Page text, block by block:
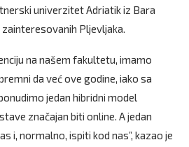
univerzitet Adriatik iz Bara
Pljevljaka.
na našem fakultetu, imamo
da već ove godine, iako sa
jedan hibridni model
značajan biti online. A jedan
i, normalno, ispiti kod nas”, kazao je